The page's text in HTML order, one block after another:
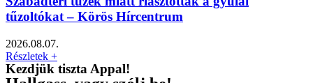
tűzoltókat – Körös Hírcentrum
2026.08.07.
Részletek +
Kezdjük tiszta Appal!